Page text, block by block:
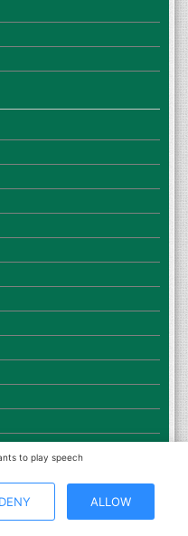
Raya
Browser :
Mozilla Firefox
to play speech
DENY ALLOW